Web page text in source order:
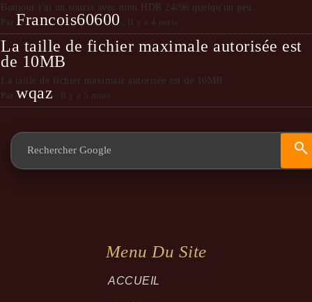
Bonjour j'ai un soucis avec mon HDR 24/96 quelqu'un peu...
Par Francois60600 Il y a 4 mois
La taille de fichier maximale autorisée est
de 10MB
La taille de fichier maximale autorisée est de 10MB
Par wqaz Il y a 5 mois
Menu Du Site
ACCUEIL